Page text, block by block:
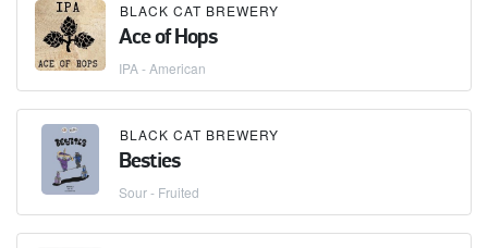
BLACK CAT BREWERY
Ace of Hops
IPA - American
BLACK CAT BREWERY
Besties
Sour - Fruited